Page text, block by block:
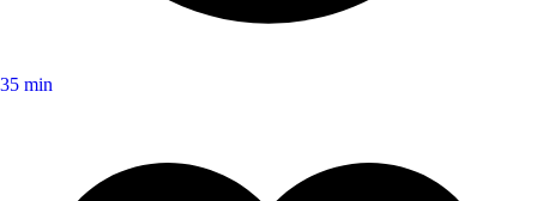
35 min